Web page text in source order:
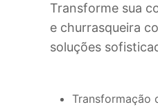
Transforme sua
e churrasqueira
soluções
Transformação